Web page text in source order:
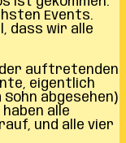
Events.
dass wir alle
der auftretenden
eigentlich
abgesehen)
alle
und alle vier